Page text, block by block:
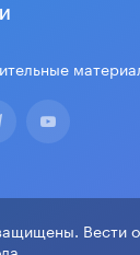
Вести